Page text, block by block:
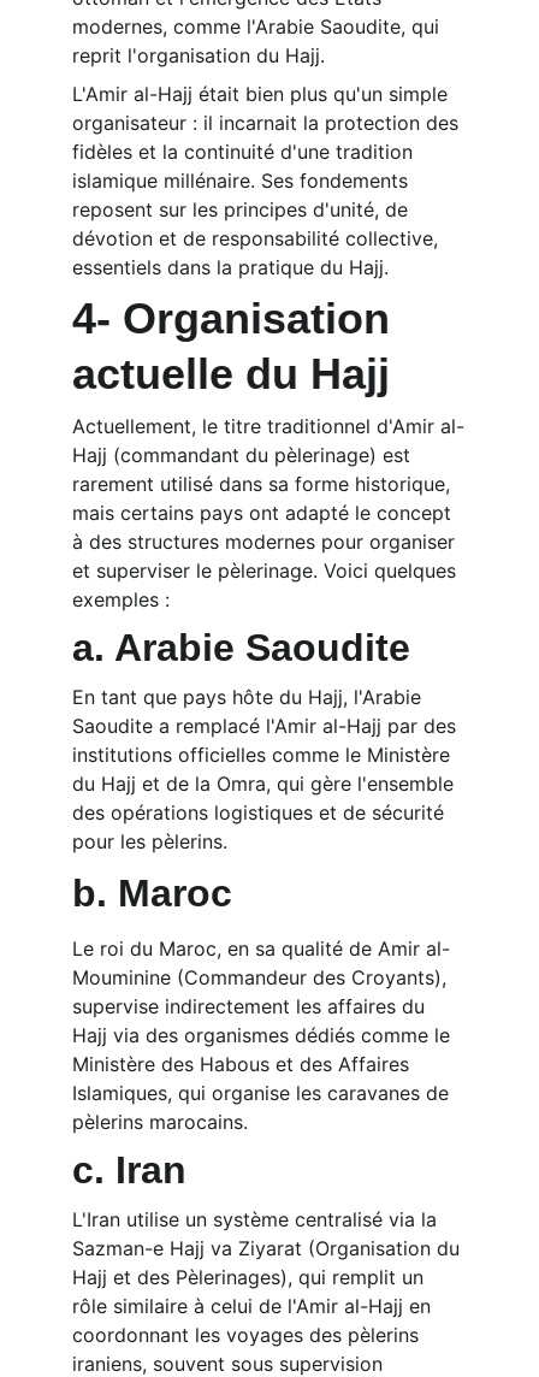
modernes, comme l'Arabie Saoudite, qui
reprit l'organisation du Hajj.
L'Amir al-Hajj était bien plus qu'un simple
organisateur : il incarnait la protection des
fidèles et la continuité d'une tradition
islamique millénaire. Ses fondements
reposent sur les principes d'unité, de
dévotion et de responsabilité collective,
essentiels dans la pratique du Hajj.
4- Organisation
actuelle du Hajj
Actuellement, le titre traditionnel d'Amir al-
Hajj (commandant du pèlerinage) est
rarement utilisé dans sa forme historique,
mais certains pays ont adapté le concept
à des structures modernes pour organiser
et superviser le pèlerinage. Voici quelques
exemples :
a. Arabie Saoudite
En tant que pays hôte du Hajj, l'Arabie
Saoudite a remplacé l'Amir al-Hajj par des
institutions officielles comme le Ministère
du Hajj et de la Omra, qui gère l'ensemble
des opérations logistiques et de sécurité
pour les pèlerins.
b. Maroc
Le roi du Maroc, en sa qualité de Amir al-
Mouminine (Commandeur des Croyants),
supervise indirectement les affaires du
Hajj via des organismes dédiés comme le
Ministère des Habous et des Affaires
Islamiques, qui organise les caravanes de
pèlerins marocains.
c. Iran
L'Iran utilise un système centralisé via la
Sazman-e Hajj va Ziyarat (Organisation du
Hajj et des Pèlerinages), qui remplit un
rôle similaire à celui de l'Amir al-Hajj en
coordonnant les voyages des pèlerins
iraniens, souvent sous supervision